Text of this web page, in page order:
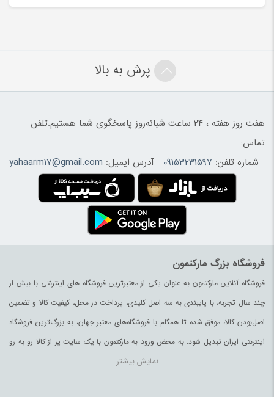
پرش به بالا
هفت روز هفته ، 24 ساعت شبانه‌روز پاسخگوی شما هستیم.تلفن
تماس:
شماره تلفن: 09153231597 آدرس ایمیل: yahaarm17@gmail.com
فروشگاه بزرگ مارکتمون
فروشگاه آنلاین مارکتمون به عنوان یکی از معتبرترین فروشگاه های اینترنتی با بیش از
چند سال تجربه، با پایبندی به سه اصل کلیدی، پرداخت در محل، کیفیت کالا و تضمین
اصل‌بودن کالا، موفق شده تا همگام با فروشگاه‌های معتبر جهان، به بزرگ‌ترین فروشگاه
اینترنتی ایران تبدیل شود. به محض ورود به مارکتمون با یک سایت پر از کالا رو به رو
می‌شوید. هر آنچه که نیاز دارید و به ذهن شما خطور می‌کند در اینجا پیدا خواهید کرد.
نمایش بیشتر